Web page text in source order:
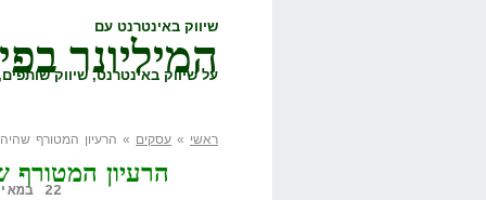
שיווק באינטרנט עם
המיליונר
על שיווק באינטרנט, שיווק
ראשי » עסקים » הרעיון המטורף
הרעיון
22 במאי, 2014,